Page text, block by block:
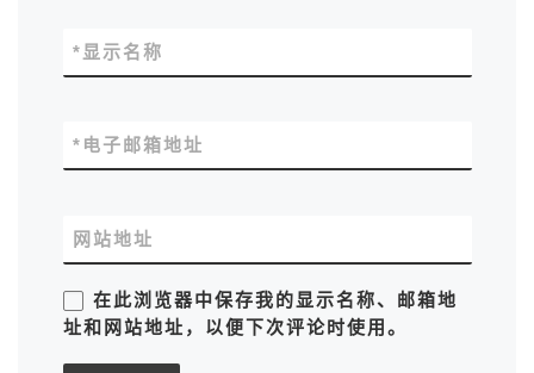
显示名称
*
电子邮箱地址
*
网站地址
在此浏览器中保存我的显示名称、邮箱地
址和网站地址，以便下次评论时使用。